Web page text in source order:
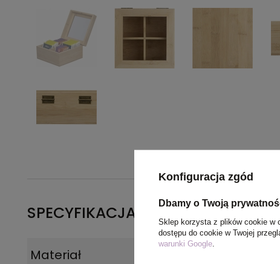
SPECYFIKACJA PRODUKTU
Materiał
Konfiguracja zgód
Dbamy o Twoją
Sklep korzysta z plików cookie w
dostępu do cookie w Twojej
warunki Google